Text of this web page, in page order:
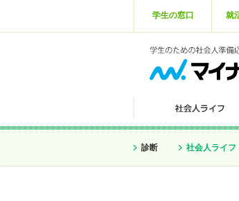
学生の窓口 就
診断 社会人ライフ